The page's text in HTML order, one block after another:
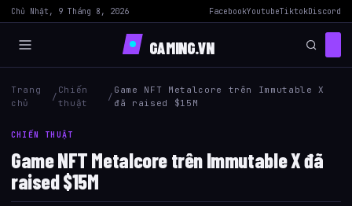
Chủ Nhật, 9 Tháng 8, 2026 FacebookYoutubeTiktokDiscord
GAMING.VN
Trang
chủ
/
Chiến
thuật
/
Game NFT Metalcore trên Immutable X
đã raised $15M
CHIẾN THUẬT
Game NFT Metalcore trên Immutable X đã
raised $15M